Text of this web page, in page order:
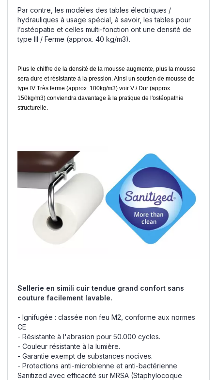
Par contre, les modèles des tables électriques /
hydrauliques à usage spécial, à savoir, les tables pour
l’ostéopatie et celles multi-fonction ont une densité de
type III / Ferme (approx. 40 kg/m3).
Plus le chiffre de la densité de la mousse augmente, plus la mousse
sera dure et résistante à la pression. Ainsi un soutien de mousse de
type IV Très ferme (approx. 100kg/m3) voir V / Dur (approx.
150kg/m3) conviendra davantage à la pratique de l'ostéopathie
structurelle.
Sellerie en simili cuir tendue grand confort sans
couture facilement lavable.
- Ignifugée : classée non feu M2, conforme aux normes
CE
- Résistante à l'abrasion pour 50.000 cycles.
- Couleur résistante à la lumière.
- Garantie exempt de substances nocives.
- Protections anti-microbienne et anti-bactérienne
Sanitized avec efficacité sur MRSA (Staphylocoque